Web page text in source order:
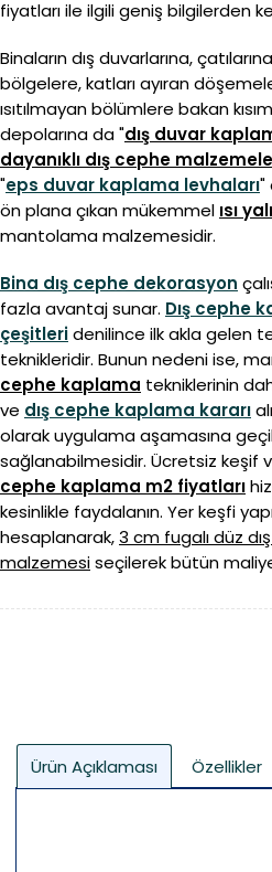
fiyatları ile ilgili geniş bilgilerden
Binaların dış duvarlarına,
bölgelere, katları ayıran
ısıtılmayan bölümlere bakan
depolarına da "dış duvar
dayanıklı dış cephe
"eps duvar kaplama levhaları"
ön plana çıkan mükemmel ısı
mantolama malzemesidir.
Bina dış cephe dekorasyon
fazla avantaj sunar. Dış cephe
çeşitleridenilince ilk akla gelen
teknikleridir. Bunun nedeni ise,
cephe kaplama tekniklerinin
ve dış cephe kaplama kararı
olarak uygulama aşamasına
sağlanabilmesidir. Ücretsiz keşif
cephe kaplama m2 fiyatları
kesinlikle faydalanın. Yer keşfi
hesaplanarak,3 cm fugalı düz
malzemesiseçilerek bütün
Ürün Açıklaması Özellikler